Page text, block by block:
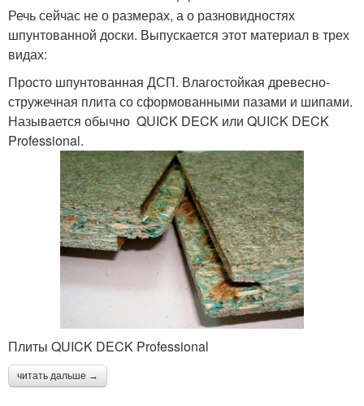
Речь сейчас не о размерах, а о разновидностях
шпунтованной доски. Выпускается этот материал в трех
видах:
Просто шпунтованная ДСП. Влагостойкая древесно-
стружечная плита со сформованными пазами и шипами.
Называется обычно QUICK DECK или QUICK DECK
Professional.
Плиты QUICK DECK Professional
читать дальше →